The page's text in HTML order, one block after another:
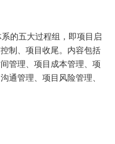
的五大过程组，即项目启
制、项目收尾。内容包括
管理、项目成本管理、项
通管理、项目风险管理、